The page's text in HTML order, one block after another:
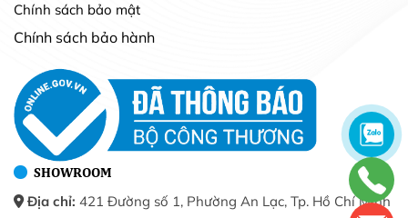
Chính sách bảo mật
Chính sách bảo hành
SHOWROOM
Địa chỉ: 421 Đường số 1, Phường An Lạc, Tp. Hồ Chí Minh